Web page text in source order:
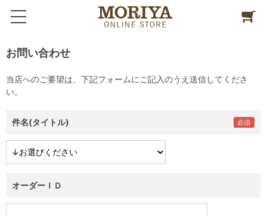
お問い合わせ
当店へのご要望は、下記フォームにご記入のうえ送信してくださ
い。
件名(タイトル)
オーダーＩＤ